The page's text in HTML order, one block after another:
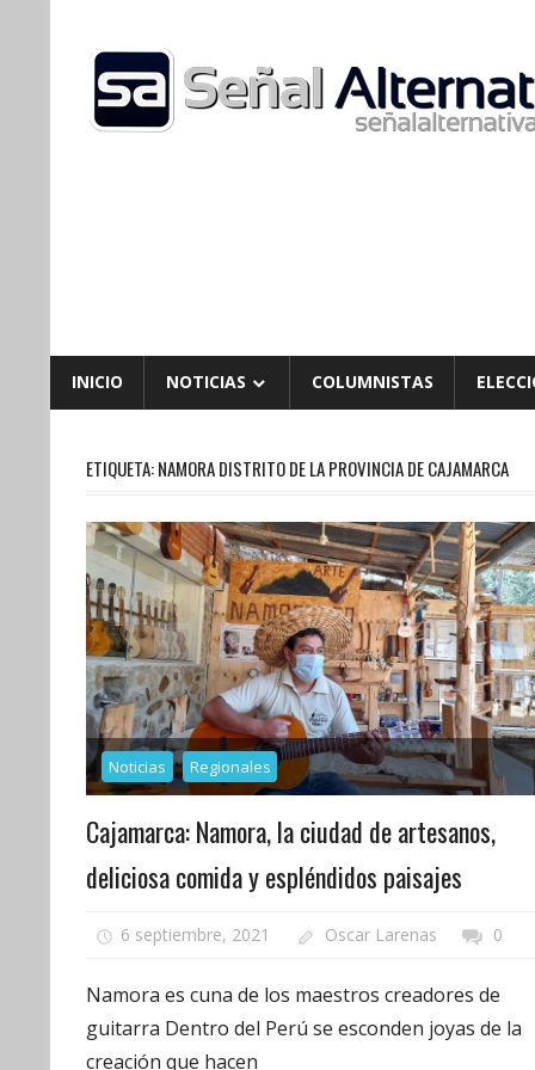
content
INICIO NOTICIAS COLUMNISTAS
ETIQUETA:NAMORA DISTRITO DE LA PROVINCIA DE CAJAMARCA
Noticias Regionales
Cajamarca: Namora, la ciudad de artesanos,
deliciosa comida y espléndidos paisajes
6 septiembre, 2021 Oscar Larenas 0
Namora es cuna de los maestros creadores de
guitarra Dentro del Perú se esconden joyas de la
creación que hacen